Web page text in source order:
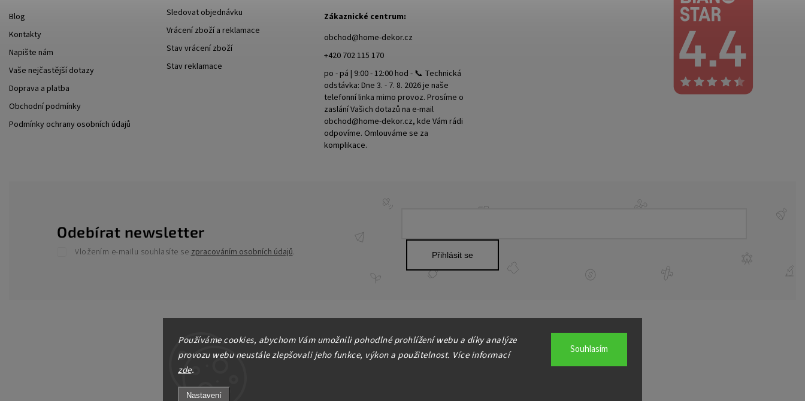
Používáme cookies, abychom Vám umožnili pohodlné prohlížení webu a díky analýze
provozu webu neustále zlepšovali jeho funkce, výkon a použitelnost. Více informací
zde.
Nastavení
Souhlasím
Blog
Kontakty
Napište nám
Vaše nejčastější dotazy
Doprava a platba
Obchodní podmínky
Podmínky ochrany osobních údajů
Sledovat objednávku
Vrácení zboží a reklamace
Stav vrácení zboží
Stav reklamace
Odebírat newsletter
Vložením e-mailu souhlasíte se zpracováním osobních údajů. Přihlásit se
Zákaznické centrum:
obchod@home-dekor.cz
+420 702 115 170
po - pá | 9:00 - 12:00 hod - 📞 Technická
odstávka: Dne 3. - 7. 8. 2026 je naše
telefonní linka mimo provoz. Prosíme o
zaslání Vašich dotazů na e-mail
obchod@home-dekor.cz, kde Vám rádi
odpovíme. Omlouváme se za
komplikace.